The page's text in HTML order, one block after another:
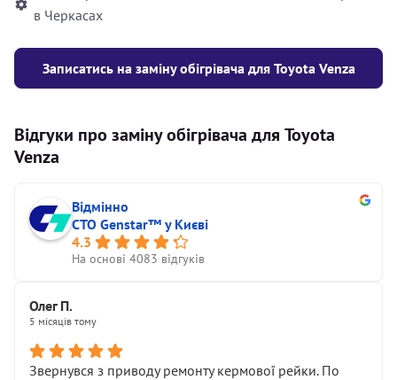
в Черкасах
Записатись на заміну обігрівача для Toyota Venza
Відгуки про заміну обігрівача для Toyota
Venza
Відмінно
СТО Genstar™ у Києві
4.3
На основі 4083 відгуків
Олег П.
5 місяців тому
Звернувся з приводу ремонту кермової рейки. По